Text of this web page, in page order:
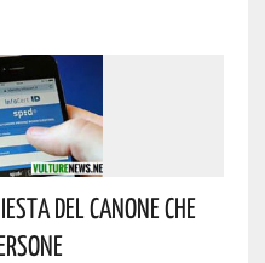
Del Canone Che